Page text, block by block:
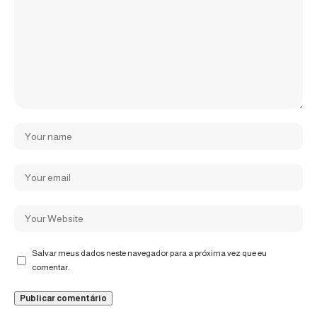
Salvar meus dados neste navegador para a próxima vez que eu
comentar.